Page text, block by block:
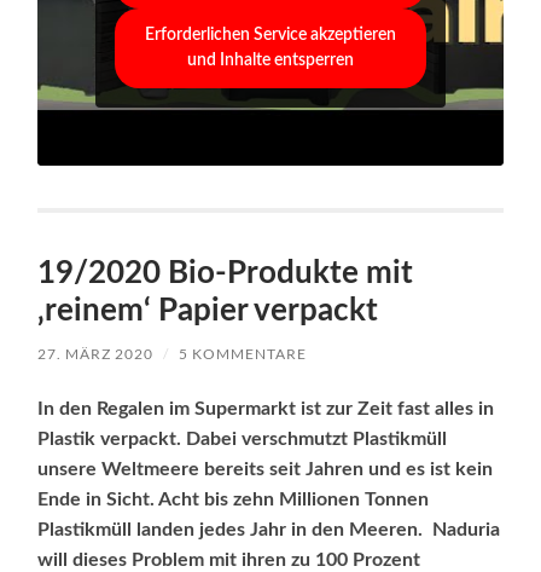
Erforderlichen Service akzeptieren
und Inhalte entsperren
19/2020 Bio-Produkte mit
‚reinem‘ Papier verpackt
27. MÄRZ 2020 / 5 KOMMENTARE
In den Regalen im Supermarkt ist zur Zeit fast alles in
Plastik verpackt. Dabei verschmutzt Plastikmüll
unsere Weltmeere bereits seit Jahren und es ist kein
Ende in Sicht. Acht bis zehn Millionen Tonnen
Plastikmüll landen jedes Jahr in den Meeren. Naduria
will dieses Problem mit ihren zu 100 Prozent